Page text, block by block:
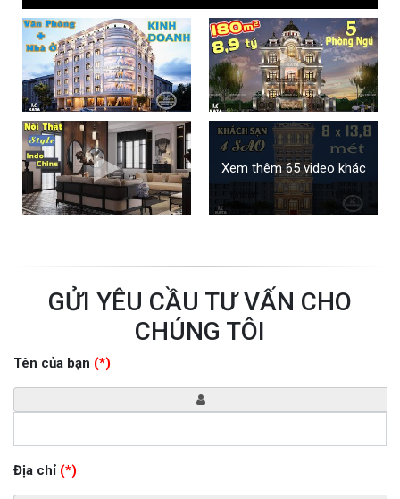
Xem thêm 65 video khác
GỬI YÊU CẦU TƯ VẤN CHO
CHÚNG TÔI
Tên của bạn (*)
Địa chỉ (*)